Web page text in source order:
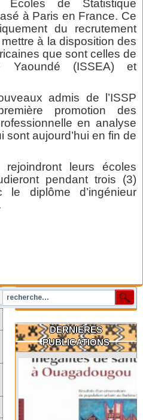
Ecoles de Statistique
à Paris en France. Ce
du recrutement
à la disposition des
que sont celles de
Yaoundé (ISSEA) et
admis de l’ISSP
promotion des
en analyse
sont aujourd’hui en fin de
leurs écoles
pendant trois (3)
diplôme d’ingénieur
DERNIERES
PUBLICATIONS